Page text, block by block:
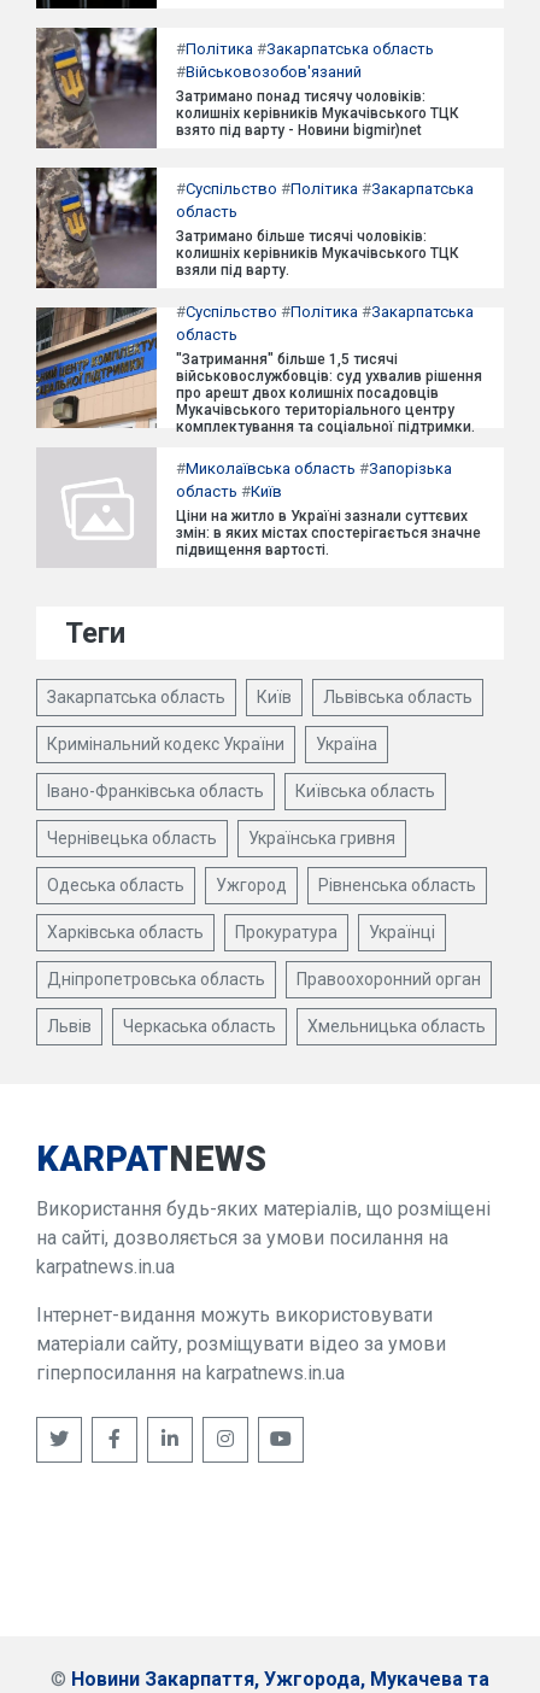
#Політика #Закарпатська область
#Військовозобов'язаний
Затримано понад тисячу чоловіків:
колишніх керівників Мукачівського ТЦК
взято під варту - Новини bigmir)net
#Суспільство #Політика #Закарпатська
область
Затримано більше тисячі чоловіків:
колишніх керівників Мукачівського ТЦК
взяли під варту.
#Суспільство #Політика #Закарпатська
область
"Затримання" більше 1,5 тисячі
військовослужбовців: суд ухвалив рішення
про арешт двох колишніх посадовців
Мукачівського територіального центру
комплектування та соціальної підтримки.
#Миколаївська область #Запорізька
область #Київ
Ціни на житло в Україні зазнали суттєвих
змін: в яких містах спостерігається значне
підвищення вартості.
Теги
Закарпатська область Київ Львівська область
Кримінальний кодекс України Україна
Івано-Франківська область Київська область
Чернівецька область Українська гривня
Одеська область Ужгород Рівненська область
Харківська область Прокуратура Українці
Дніпропетровська область Правоохоронний орган
Львів Черкаська область Хмельницька область
KARPATNEWS
Використання будь-яких матеріалів, що розміщені
на сайті, дозволяється за умови посилання на
karpatnews.in.ua
Інтернет-видання можуть використовувати
матеріали сайту, розміщувати відео за умови
гіперпосилання на karpatnews.in.ua
© Новини Закарпаття, Ужгорода, Мукачева та